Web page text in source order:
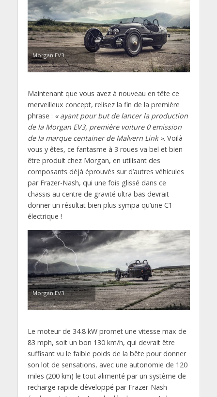
Morgan EV3
Maintenant que vous avez à nouveau en tête ce
merveilleux concept, relisez la fin de la première
phrase : « ayant pour but de lancer la production
de la Morgan EV3, première voiture 0 emission
de la marque centainer de Malvern Link ». Voilà
vous y êtes, ce fantasme à 3 roues va bel et bien
être produit chez Morgan, en utilisant des
composants déjà éprouvés sur d’autres véhicules
par Frazer-Nash, qui une fois glissé dans ce
chassis au centre de gravité ultra bas devrait
donner un résultat bien plus sympa qu’une C1
électrique !
Morgan EV3
Le moteur de 34.8 kW promet une vitesse max de
83 mph, soit un bon 130 km/h, qui devrait être
suffisant vu le faible poids de la bête pour donner
son lot de sensations, avec une autonomie de 120
miles (200 km) le tout alimenté par un système de
recharge rapide développé par Frazer-Nash